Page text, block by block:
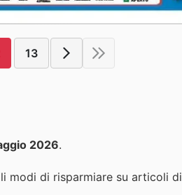
13
2026.
modi di risparmiare su articoli di